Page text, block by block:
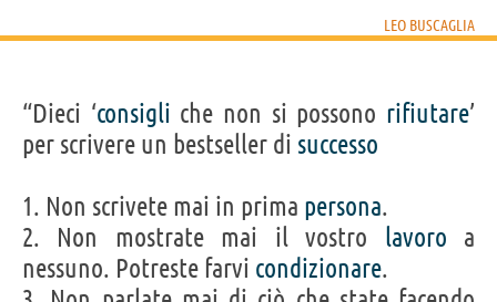
LEO BUSCAGLIA
“Dieci ‘consigli che non si possono rifiutare’
per scrivere un bestseller di successo
1. Non scrivete mai in prima persona.
2. Non mostrate mai il vostro lavoro a
nessuno. Potreste farvi condizionare.